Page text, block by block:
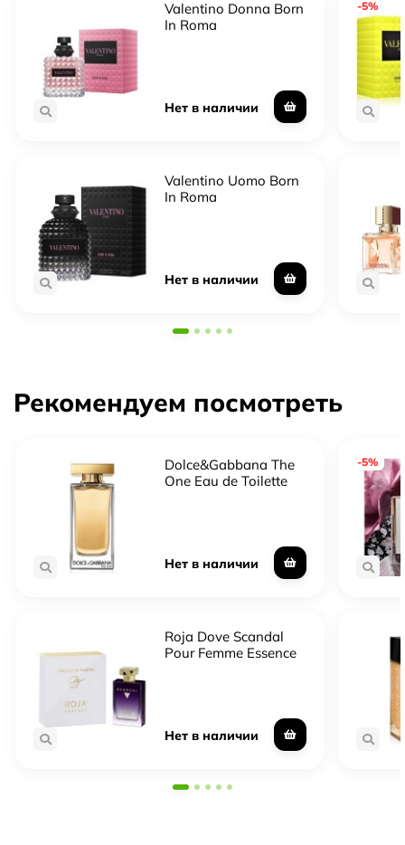
Valentino Donna Born
In Roma
Нет в наличии
Valentino Uomo Born
In Roma
Нет в наличии
-5%
Рекомендуем посмотреть
Dolce&Gabbana The
One Eau de Toilette
Нет в наличии
Roja Dove Scandal
Pour Femme Essence
Нет в наличии
-5%